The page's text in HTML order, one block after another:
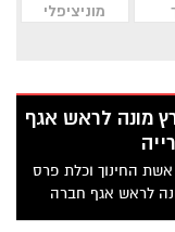
מוניציפלי
מונה לראש אגף
החינוך וכלת פרס
לראש אגף חברה
פרץ מחליף בתפקיד